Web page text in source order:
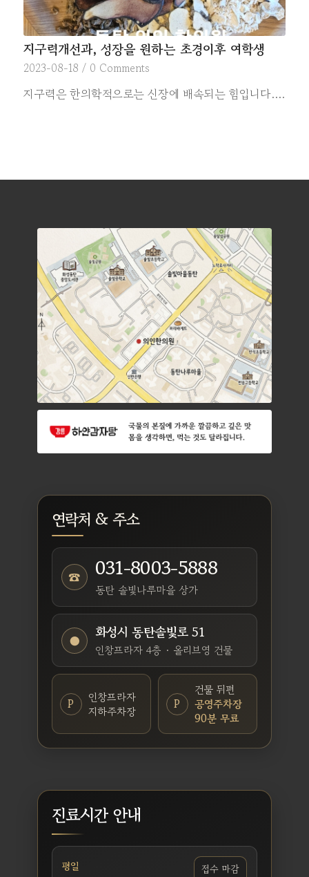
지구력개선과, 성장을 원하는 초경이후 여학생
2023-08-18 / 0 Comments
지구력은 한의학적으로는 신장에 배속되는 힘입니다.…
연락처 & 주소
☎ 031-8003-5888
동탄 솔빛나루마을 상가
● 화성시 동탄솔빛로 51
인창프라자 4층 · 올리브영 건물
P
인창프라자
지하주차장
P
건물 뒤편
공영주차장
90분 무료
진료시간 안내
평일 접수 마감